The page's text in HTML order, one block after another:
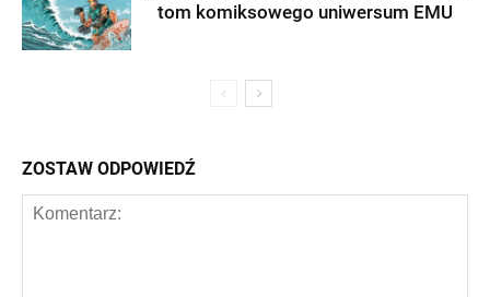
tom komiksowego uniwersum EMU
ZOSTAW ODPOWIEDŹ